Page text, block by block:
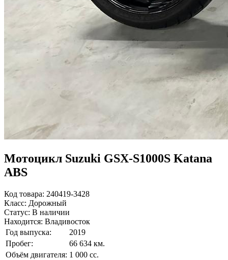
Мотоцикл Suzuki GSX-S1000S Katana
ABS
Код товара: 240419-3428
Класс: Дорожный
Статус: В наличии
Находится: Владивосток
Год выпуска:
2019
Пробег:
66 634 км.
Объём двигателя: 1 000 сс.